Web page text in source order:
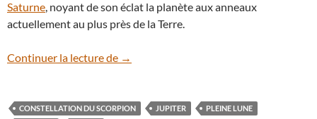
Saturne , noyant de son éclat la planète aux anneaux
actuellement au plus près de la Terre.
Continuer la lecture de 2 juin : observez la Pleine Lune des
→
CONSTELLATION DU SCORPION JUPITER
PLEINE LUNE